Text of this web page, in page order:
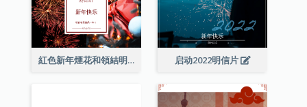
紅色新年煙花和領結明信片 启动2022明信片